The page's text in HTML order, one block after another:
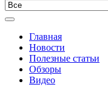
Главная
Новости
Полезные статьи
Обзоры
Видео